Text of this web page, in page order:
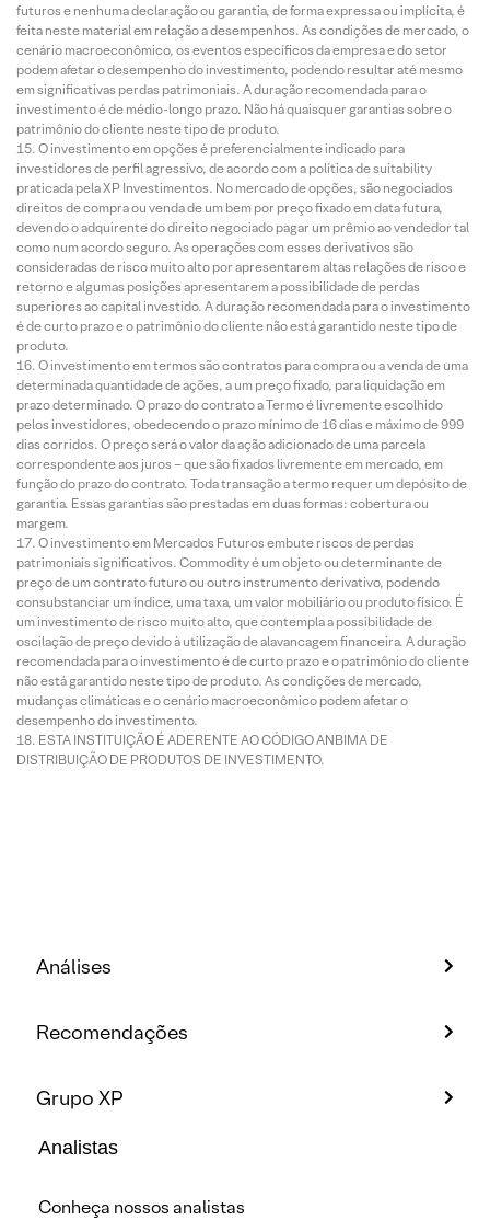
futuros e nenhuma declaração ou garantia, de forma expressa ou implícita, é
feita neste material em relação a desempenhos. As condições de mercado, o
cenário macroeconômico, os eventos específicos da empresa e do setor
podem afetar o desempenho do investimento, podendo resultar até mesmo
em significativas perdas patrimoniais. A duração recomendada para o
investimento é de médio-longo prazo. Não há quaisquer garantias sobre o
patrimônio do cliente neste tipo de produto.
O investimento em opções é preferencialmente indicado para
investidores de perfil agressivo, de acordo com a política de suitability
praticada pela XP Investimentos. No mercado de opções, são negociados
direitos de compra ou venda de um bem por preço fixado em data futura,
devendo o adquirente do direito negociado pagar um prêmio ao vendedor tal
como num acordo seguro. As operações com esses derivativos são
consideradas de risco muito alto por apresentarem altas relações de risco e
retorno e algumas posições apresentarem a possibilidade de perdas
superiores ao capital investido. A duração recomendada para o investimento
é de curto prazo e o patrimônio do cliente não está garantido neste tipo de
produto.
O investimento em termos são contratos para compra ou a venda de uma
determinada quantidade de ações, a um preço fixado, para liquidação em
prazo determinado. O prazo do contrato a Termo é livremente escolhido
pelos investidores, obedecendo o prazo mínimo de 16 dias e máximo de 999
dias corridos. O preço será o valor da ação adicionado de uma parcela
correspondente aos juros – que são fixados livremente em mercado, em
função do prazo do contrato. Toda transação a termo requer um depósito de
garantia. Essas garantias são prestadas em duas formas: cobertura ou
margem.
O investimento em Mercados Futuros embute riscos de perdas
patrimoniais significativos. Commodity é um objeto ou determinante de
preço de um contrato futuro ou outro instrumento derivativo, podendo
consubstanciar um índice, uma taxa, um valor mobiliário ou produto físico. É
um investimento de risco muito alto, que contempla a possibilidade de
oscilação de preço devido à utilização de alavancagem financeira. A duração
recomendada para o investimento é de curto prazo e o patrimônio do cliente
não está garantido neste tipo de produto. As condições de mercado,
mudanças climáticas e o cenário macroeconômico podem afetar o
desempenho do investimento.
ESTA INSTITUIÇÃO É ADERENTE AO CÓDIGO ANBIMA DE
DISTRIBUIÇÃO DE PRODUTOS DE INVESTIMENTO.
Análises
Recomendações
Grupo XP
Analistas
Conheça nossos analistas